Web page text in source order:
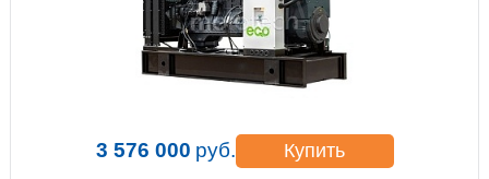
3 576 000 руб. Купить